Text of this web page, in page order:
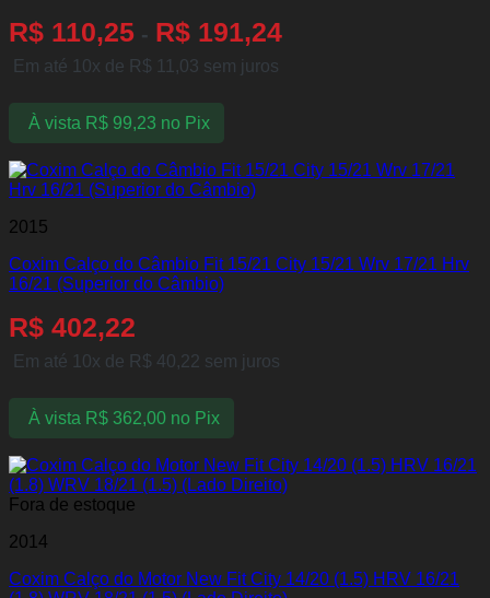
R$ 110,25 - R$ 191,24
Em até 10x de R$ 11,03 sem juros
À vista R$99,23 no Pix
2015
Coxim Calço do Câmbio Fit 15/21 City 15/21 Wrv 17/21 Hrv
16/21 (Superior do Câmbio)
R$ 402,22
Em até 10x de R$ 40,22 sem juros
À vista R$362,00 no Pix
Fora de estoque
2014
Coxim Calço do Motor New Fit City 14/20 (1.5) HRV 16/21